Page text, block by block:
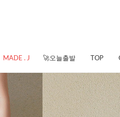
MADE . J 🚀오늘출발 TOP